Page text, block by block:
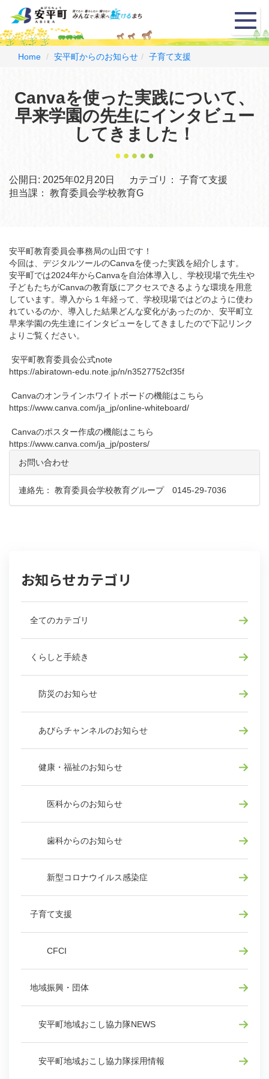
メ
ニ
ュ
Home 安平町からのお知らせ 子育て支援
Canvaを使った実践について、
早来学園の先生にインタビュー
してきました！
公開日: 2025年02月20日 カテゴリ：
子育て支援
担当課：
教育委員会学校教育G
安平町教育委員会事務局の山田です！
今回は、デジタルツールのCanvaを使った実践を紹介します。
安平町では2024年からCanvaを自治体導入し、学校現場で先生や
子どもたちがCanvaの教育版にアクセスできるような環境を用意
しています。導入から１年経って、学校現場ではどのように使わ
れているのか、導入した結果どんな変化があったのか、安平町立
早来学園の先生達にインタビューをしてきましたので下記リンク
よりご覧ください。
安平町教育委員会公式note
https://abiratown-edu.note.jp/n/n3527752cf35f
Canvaのオンラインホワイトボードの機能はこちら
https://www.canva.com/ja_jp/online-whiteboard/
Canvaのポスター作成の機能はこちら
https://www.canva.com/ja_jp/posters/
お問い合わせ
連絡先： 教育委員会学校教育グループ 0145-29-7036
お知らせカテゴリ
全てのカテゴリ
くらしと手続き
防災のお知らせ
あびらチャンネルのお知らせ
健康・福祉のお知らせ
医科からのお知らせ
歯科からのお知らせ
新型コロナウイルス感染症
子育て支援
CFCI
地域振興・団体
安平町地域おこし協力隊NEWS
安平町地域おこし協力隊採用情報